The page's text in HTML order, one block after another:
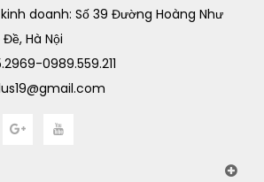
doanh: Số 39 Đường Hoàng Như
Hà Nội
0989.559.211